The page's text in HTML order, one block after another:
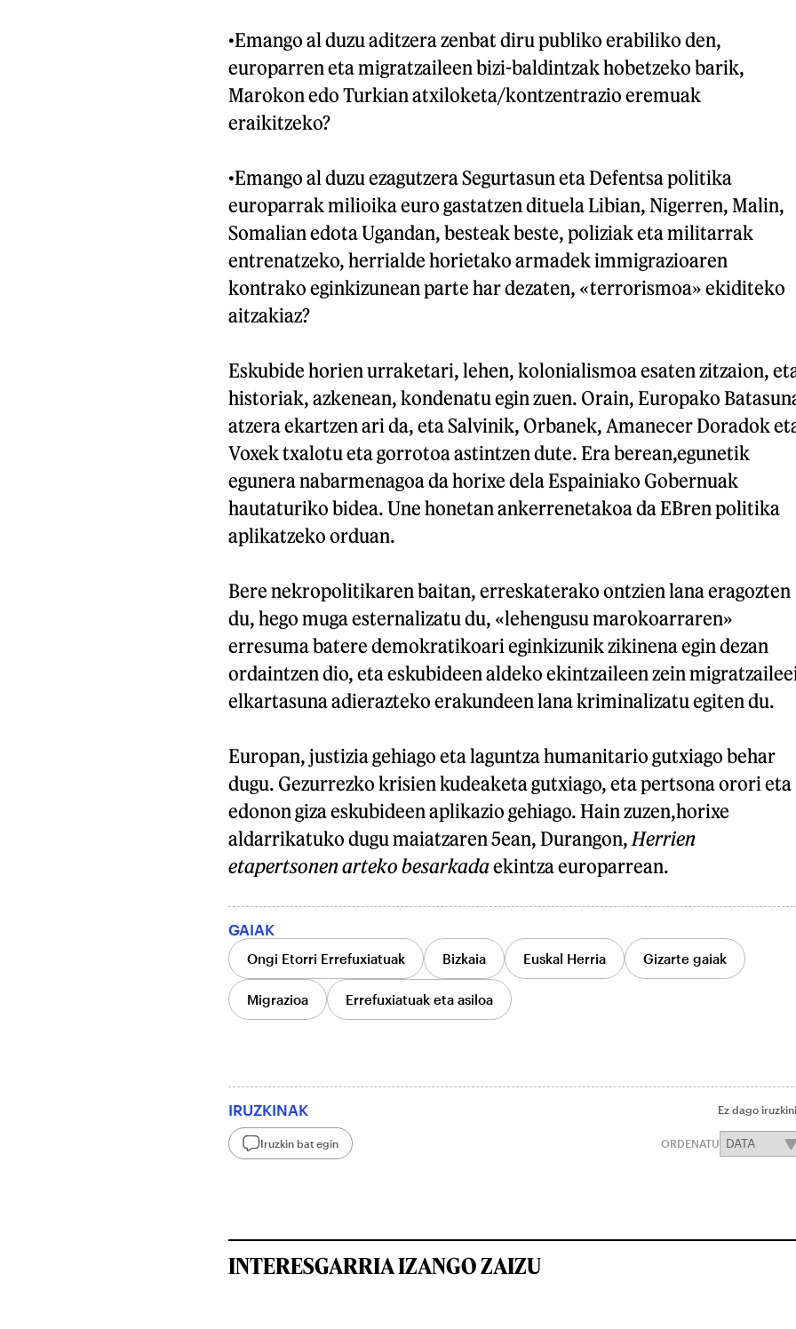
•Emango al duzu aditzera zenbat diru publiko erabiliko den,
europarren eta migratzaileen bizi-baldintzak hobetzeko barik,
Marokon edo Turkian atxiloketa/kontzentrazio eremuak
eraikitzeko?
•Emango al duzu ezagutzera Segurtasun eta Defentsa politika
europarrak milioika euro gastatzen dituela Libian, Nigerren, Malin,
Somalian edota Ugandan, besteak beste, poliziak eta militarrak
entrenatzeko, herrialde horietako armadek immigrazioaren
kontrako eginkizunean parte har dezaten, «terrorismoa» ekiditeko
aitzakiaz?
Eskubide horien urraketari, lehen, kolonialismoa esaten zitzaion,
historiak, azkenean, kondenatu egin zuen. Orain, Europako
atzera ekartzen ari da, eta Salvinik, Orbanek, Amanecer Doradok
Voxek txalotu eta gorrotoa astintzen dute. Era berean,egunetik
egunera nabarmenagoa da horixe dela Espainiako Gobernuak
hautaturiko bidea. Une honetan ankerrenetakoa da EBren politika
aplikatzeko orduan.
Bere nekropolitikaren baitan, erreskaterako ontzien lana eragozten
du, hego muga esternalizatu du, «lehengusu marokoarraren»
erresuma batere demokratikoari eginkizunik zikinena egin dezan
ordaintzen dio, eta eskubideen aldeko ekintzaileen zein
elkartasuna adierazteko erakundeen lana kriminalizatu egiten du.
Europan, justizia gehiago eta laguntza humanitario gutxiago behar
dugu. Gezurrezko krisien kudeaketa gutxiago, eta pertsona orori eta
edonon giza eskubideen aplikazio gehiago. Hain zuzen,horixe
aldarrikatuko dugu maiatzaren 5ean, Durangon, Herrien
etapertsonen arteko besarkadaekintza europarrean.
GAIAK
Ongi Etorri Errefuxiatuak Bizkaia Euskal Herria Gizarte gaiak
Migrazioa Errefuxiatuak eta asiloa
IRUZKINAK Ez dago
Iruzkin bat egin ORDENATU
INTERESGARRIA IZANGO ZAIZU